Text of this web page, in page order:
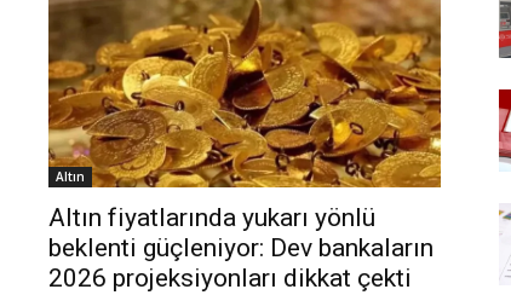
Altın
Altın fiyatlarında yukarı yönlü
beklenti güçleniyor: Dev bankaların
2026 projeksiyonları dikkat çekti